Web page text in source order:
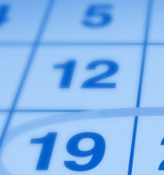
sviluppare il più
Europa e portare i test
successivo.Segnate
al 21 gennaio 2025. Il
svelato alla fine di
spediti entro la fine di